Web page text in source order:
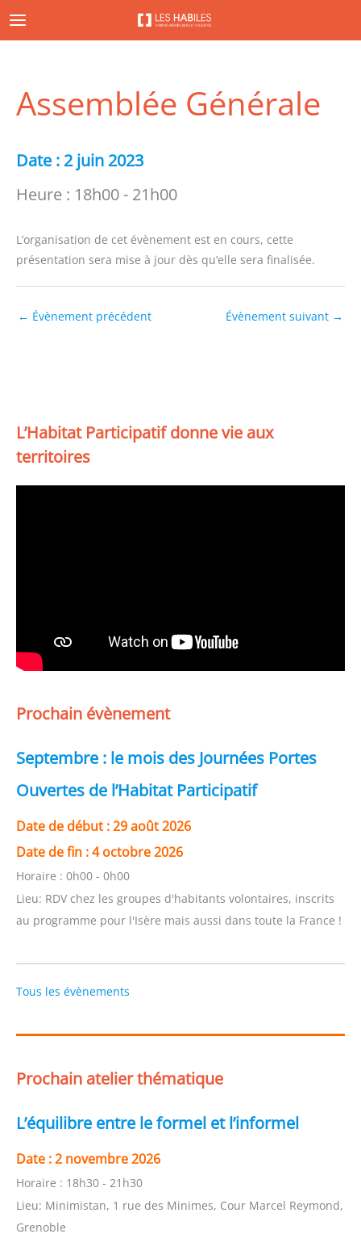
au
Assemblée Générale
Date : 2 juin 2023
Heure : 18h00 - 21h00
L’organisation de cet évènement est en cours, cette
présentation sera mise à jour dès qu’elle sera finalisée.
← Évènement précédent Évènement suivant →
L’Habitat Participatif donne vie aux
territoires
Prochain évènement
Septembre : le mois des Journées Portes
Ouvertes de l’Habitat Participatif
Date de début :29 août 2026
Date de fin :4 octobre 2026
Horaire : 0h00 - 0h00
Lieu: RDV chez les groupes d'habitants volontaires, inscrits
au programme pour l'Isère mais aussi dans toute la France !
Tous les évènements
Prochain atelier thématique
L’équilibre entre le formel et l’informel
Date :2 novembre 2026
Horaire : 18h30 - 21h30
Lieu: Minimistan, 1 rue des Minimes, Cour Marcel Reymond,
Grenoble